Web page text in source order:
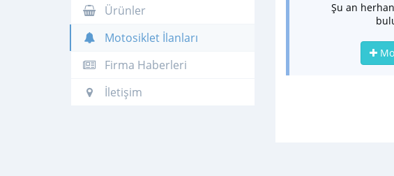
Ürünler
Motosiklet İlanları
Firma Haberleri
İletişim
Şu an